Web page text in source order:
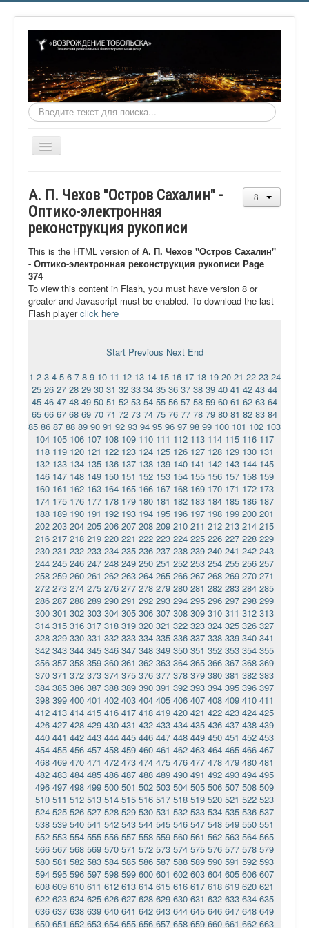
Искать...
Включить/
О фонде
Онлайн библиотека
Видеоматериалы
Контакты
Сайт проекта Достоевский
Ермаковополе.рф
А. П. Чехов "Остров Сахалин" -
Оптико-электронная
реконструкция рукописи
This is the HTML version of А. П. Чехов "Остров Сахалин"
- Оптико-электронная реконструкция рукописи Page
374
To view this content in Flash, you must have version 8 or
greater and Javascript must be enabled. To download the last
Flash playerclick here
Start Previous Next End
1 2 3 4 5 6 7 8 9 10 11 12 13 14 15 16 17 18 19 20 21 22 23 24
25 26 27 28 29 30 31 32 33 34 35 36 37 38 39 40 41 42 43 44
45 46 47 48 49 50 51 52 53 54 55 56 57 58 59 60 61 62 63 64
65 66 67 68 69 70 71 72 73 74 75 76 77 78 79 80 81 82 83 84
85 86 87 88 89 90 91 92 93 94 95 96 97 98 99 100 101 102 103
104 105 106 107 108 109 110 111 112 113 114 115 116 117
118 119 120 121 122 123 124 125 126 127 128 129 130 131
132 133 134 135 136 137 138 139 140 141 142 143 144 145
146 147 148 149 150 151 152 153 154 155 156 157 158 159
160 161 162 163 164 165 166 167 168 169 170 171 172 173
174 175 176 177 178 179 180 181 182 183 184 185 186 187
188 189 190 191 192 193 194 195 196 197 198 199 200 201
202 203 204 205 206 207 208 209 210 211 212 213 214 215
216 217 218 219 220 221 222 223 224 225 226 227 228 229
230 231 232 233 234 235 236 237 238 239 240 241 242 243
244 245 246 247 248 249 250 251 252 253 254 255 256 257
258 259 260 261 262 263 264 265 266 267 268 269 270 271
272 273 274 275 276 277 278 279 280 281 282 283 284 285
286 287 288 289 290 291 292 293 294 295 296 297 298 299
300 301 302 303 304 305 306 307 308 309 310 311 312 313
314 315 316 317 318 319 320 321 322 323 324 325 326 327
328 329 330 331 332 333 334 335 336 337 338 339 340 341
342 343 344 345 346 347 348 349 350 351 352 353 354 355
356 357 358 359 360 361 362 363 364 365 366 367 368 369
370 371 372 373 374 375 376 377 378 379 380 381 382 383
384 385 386 387 388 389 390 391 392 393 394 395 396 397
398 399 400 401 402 403 404 405 406 407 408 409 410 411
412 413 414 415 416 417 418 419 420 421 422 423 424 425
426 427 428 429 430 431 432 433 434 435 436 437 438 439
440 441 442 443 444 445 446 447 448 449 450 451 452 453
454 455 456 457 458 459 460 461 462 463 464 465 466 467
468 469 470 471 472 473 474 475 476 477 478 479 480 481
482 483 484 485 486 487 488 489 490 491 492 493 494 495
496 497 498 499 500 501 502 503 504 505 506 507 508 509
510 511 512 513 514 515 516 517 518 519 520 521 522 523
524 525 526 527 528 529 530 531 532 533 534 535 536 537
538 539 540 541 542 543 544 545 546 547 548 549 550 551
552 553 554 555 556 557 558 559 560 561 562 563 564 565
566 567 568 569 570 571 572 573 574 575 576 577 578 579
580 581 582 583 584 585 586 587 588 589 590 591 592 593
594 595 596 597 598 599 600 601 602 603 604 605 606 607
608 609 610 611 612 613 614 615 616 617 618 619 620 621
622 623 624 625 626 627 628 629 630 631 632 633 634 635
636 637 638 639 640 641 642 643 644 645 646 647 648 649
650 651 652 653 654 655 656 657 658 659 660 661 662 663